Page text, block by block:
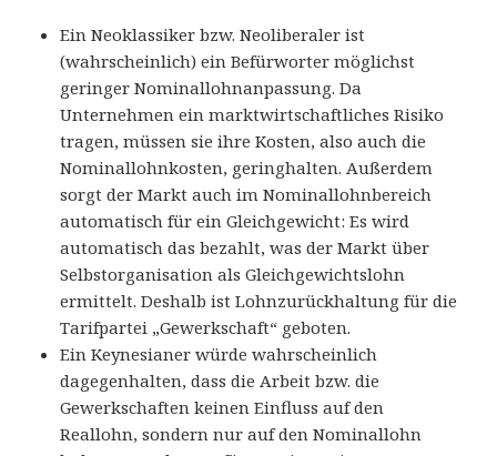
Ein Neoklassiker bzw. Neoliberaler ist
(wahrscheinlich) ein Befürworter möglichst
geringer Nominallohnanpassung. Da
Unternehmen ein marktwirtschaftliches Risiko
tragen, müssen sie ihre Kosten, also auch die
Nominallohnkosten, geringhalten. Außerdem
sorgt der Markt auch im Nominallohnbereich
automatisch für ein Gleichgewicht: Es wird
automatisch das bezahlt, was der Markt über
Selbstorganisation als Gleichgewichtslohn
ermittelt. Deshalb ist Lohnzurückhaltung für die
Tarifpartei „Gewerkschaft“ geboten.
Ein Keynesianer würde wahrscheinlich
dagegenhalten, dass die Arbeit bzw. die
Gewerkschaften keinen Einfluss auf den
Reallohn, sondern nur auf den Nominallohn